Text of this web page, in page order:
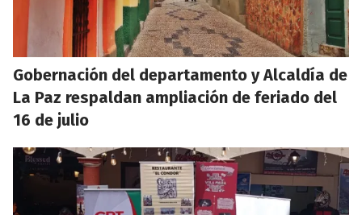
Gobernación del departamento y Alcaldía de
La Paz respaldan ampliación de feriado del
16 de julio